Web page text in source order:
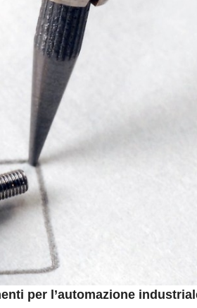
per l’automazione